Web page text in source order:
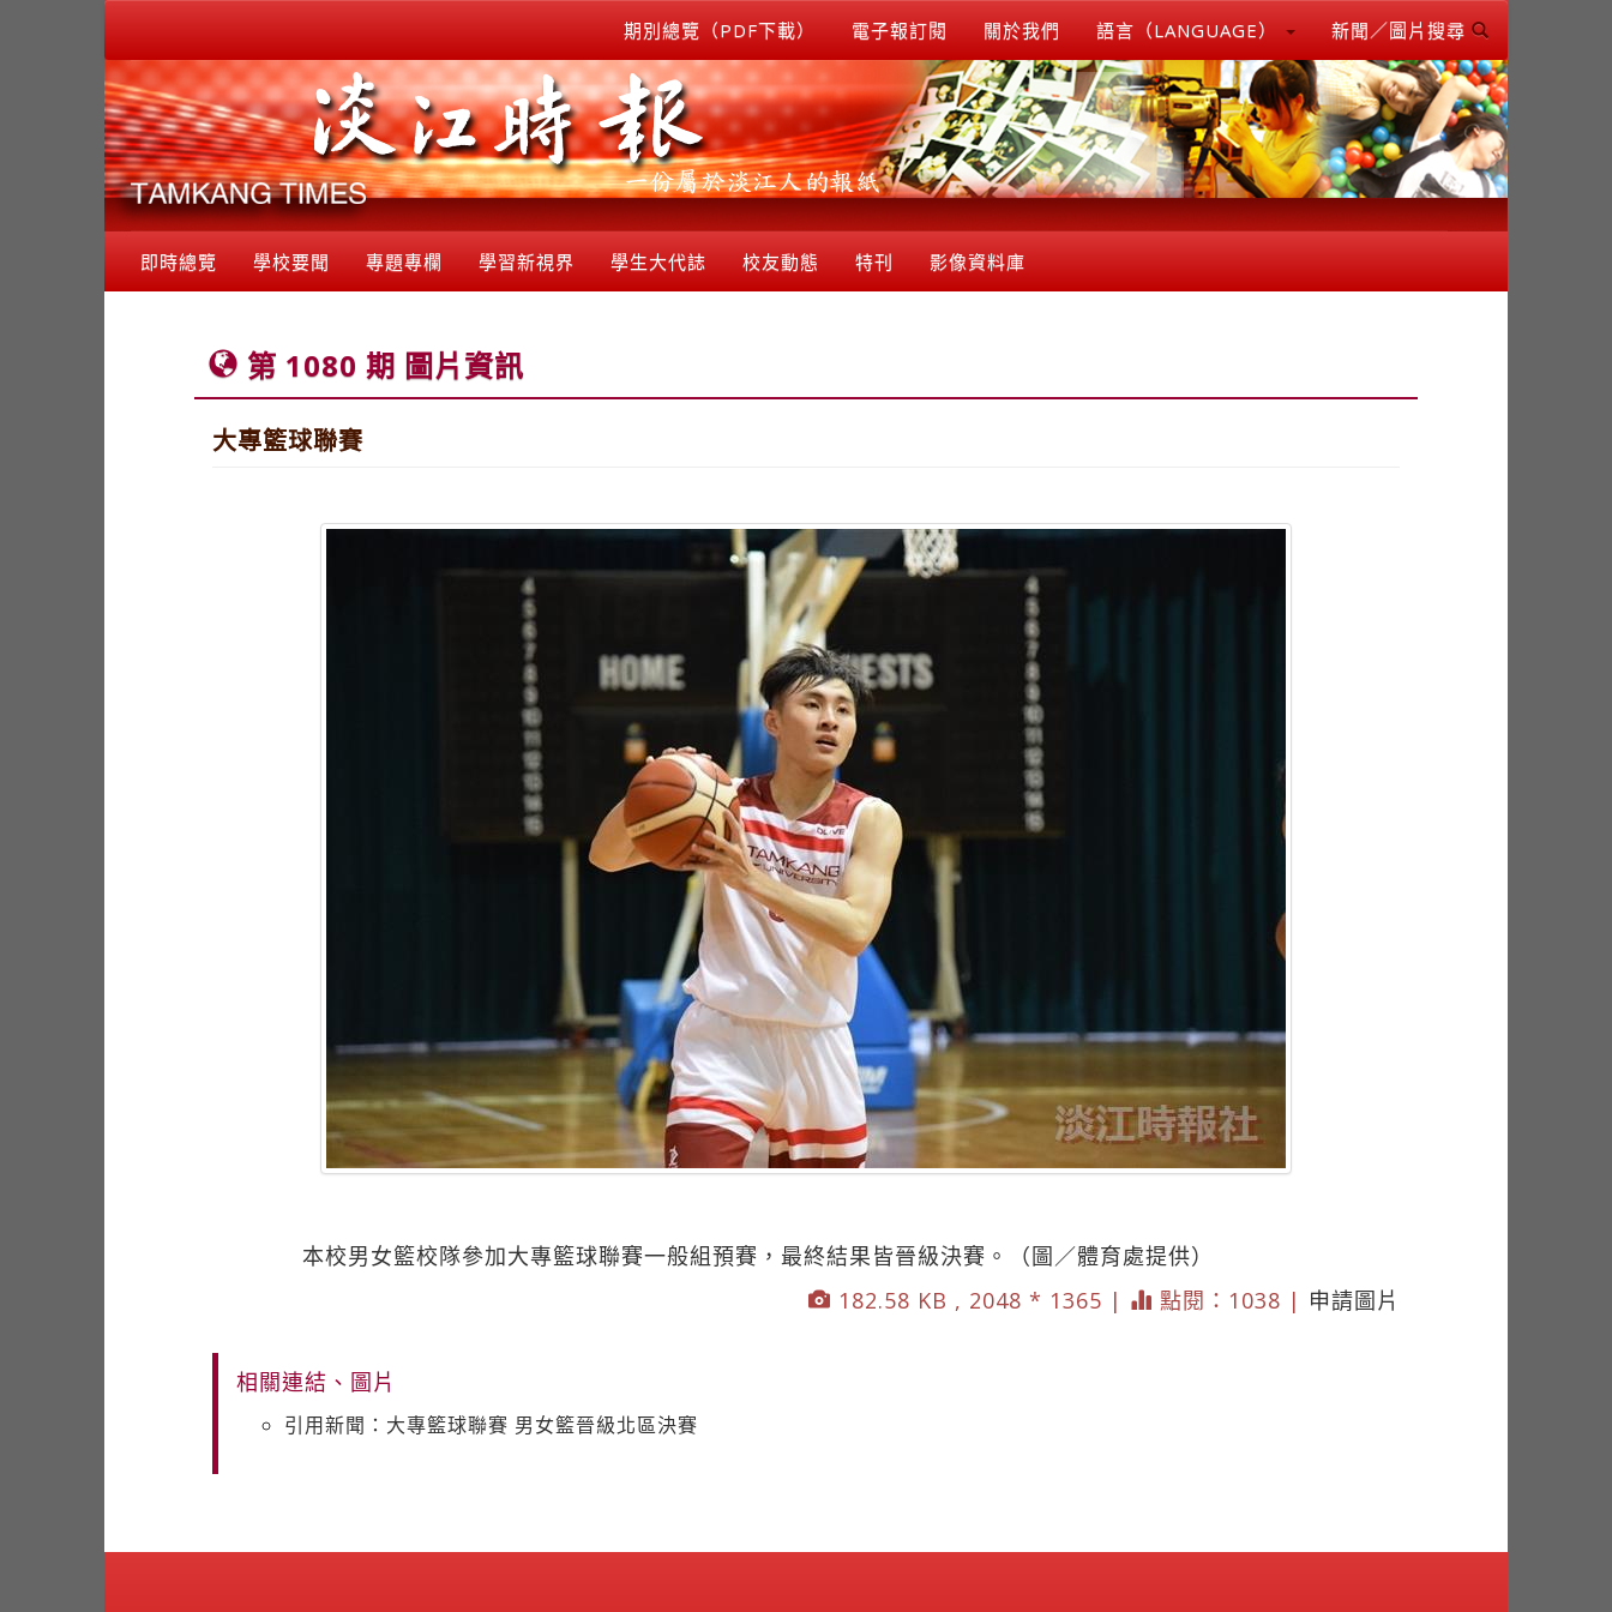
期別總覽（PDF下載） 電子報訂閱 關於我們 語言（LANGUAGE） 新聞／圖片搜尋
即時總覽 學校要聞 專題專欄 學習新視界 學生大代誌 校友動態 特刊 影像資料庫
第 1080 期 圖片資訊
大專籃球聯賽
本校男女籃校隊參加大專籃球聯賽一般組預賽，最終結果皆晉級決賽。（圖／體育處提供）
182.58 KB , 2048 * 1365 |
點閱：1038 | 申請圖片
相關連結、圖片
引用新聞：大專籃球聯賽 男女籃晉級北區決賽